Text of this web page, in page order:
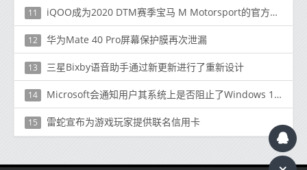
11 iQOO成为2020 DTM赛季宝马 M Motorsport的官方合作伙伴
12 华为Mate 40 Pro屏幕保护膜再次泄漏
13 三星Bixby语音助手通过新更新进行了重新设计
14 Microsoft会通知用户其系统上是否阻止了Windows 10 May 2020更新
15 雷蛇宣布为游戏玩家提供联名信用卡